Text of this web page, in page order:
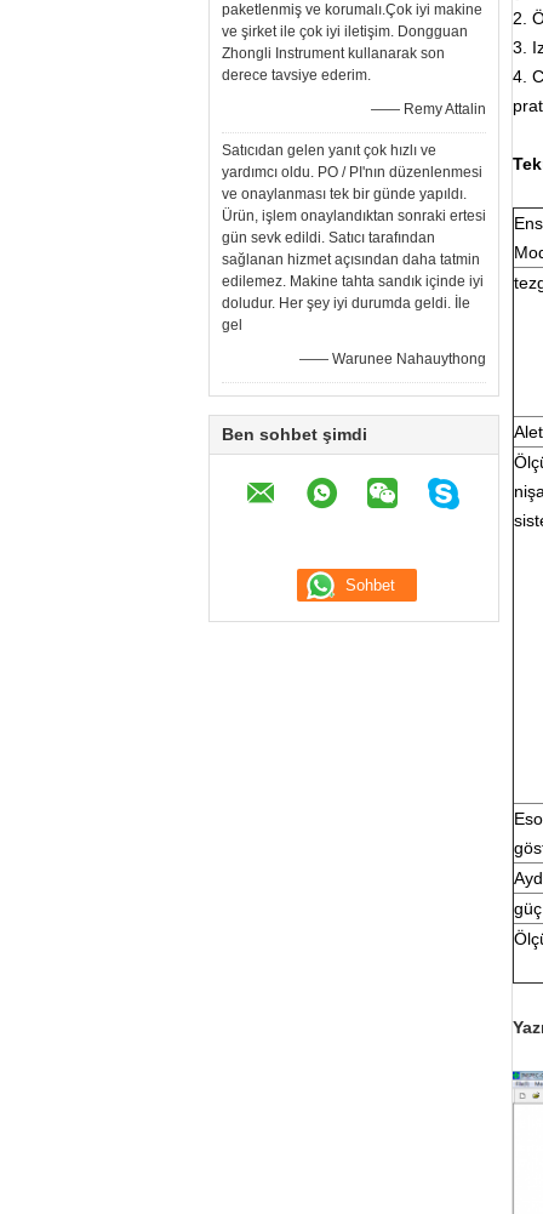
paketlenmiş ve korumalı.Çok iyi makine
ve şirket ile çok iyi iletişim. Dongguan
Zhongli Instrument kullanarak son
derece tavsiye ederim.
—— Remy Attalin
Satıcıdan gelen yanıt çok hızlı ve
yardımcı oldu. PO / PI'nın düzenlenmesi
ve onaylanması tek bir günde yapıldı.
Ürün, işlem onaylandıktan sonraki ertesi
gün sevk edildi. Satıcı tarafından
sağlanan hizmet açısından daha tatmin
edilemez. Makine tahta sandık içinde iyi
doludur. Her şey iyi durumda geldi. İle
gel
—— Warunee Nahauythong
Ben sohbet şimdi
2.
3.
4.
Alet
güç